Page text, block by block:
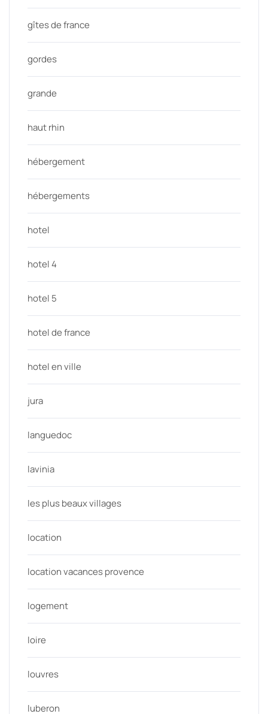
gîtes de france
gordes
grande
haut rhin
hébergement
hébergements
hotel
hotel 4
hotel 5
hotel de france
hotel en ville
jura
languedoc
lavinia
les plus beaux villages
location
location vacances provence
logement
loire
louvres
luberon